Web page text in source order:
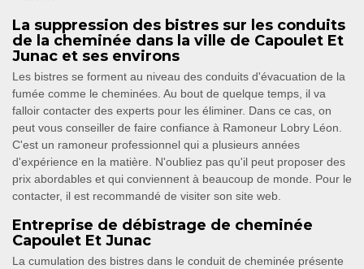
La suppression des bistres sur les conduits
de la cheminée dans la ville de Capoulet Et
Junac et ses environs
Les bistres se forment au niveau des conduits d'évacuation de la
fumée comme le cheminées. Au bout de quelque temps, il va
falloir contacter des experts pour les éliminer. Dans ce cas, on
peut vous conseiller de faire confiance à Ramoneur Lobry Léon.
C'est un ramoneur professionnel qui a plusieurs années
d'expérience en la matière. N'oubliez pas qu'il peut proposer des
prix abordables et qui conviennent à beaucoup de monde. Pour le
contacter, il est recommandé de visiter son site web.
Entreprise de débistrage de cheminée
Capoulet Et Junac
La cumulation des bistres dans le conduit de cheminée présente